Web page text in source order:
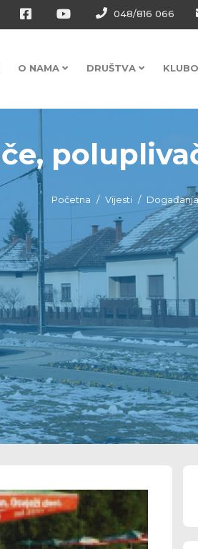
048/816 066
O NAMA DRUŠTVA
Početna Vijesti Događanja